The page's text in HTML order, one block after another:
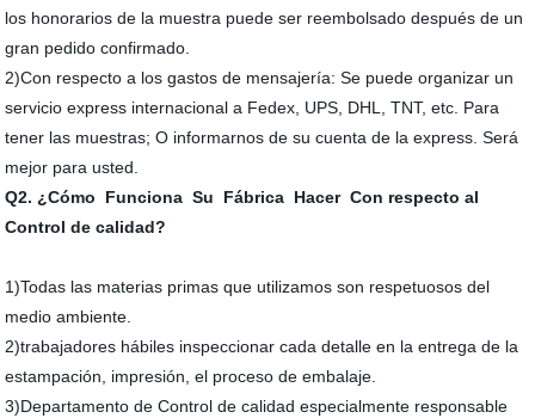
los honorarios de la muestra puede ser reembolsado después de un
gran pedido confirmado.
2)Con respecto a los gastos de mensajería: Se puede organizar un
servicio express internacional a Fedex, UPS, DHL, TNT, etc. Para
tener las muestras; O informarnos de su cuenta de la express. Será
mejor para usted.
Q2. ¿Cómo Funciona Su Fábrica Hacer Con respecto al
Control de calidad?
1)Todas las materias primas que utilizamos son respetuosos del
medio ambiente.
2)trabajadores hábiles inspeccionar cada detalle en la entrega de la
estampación, impresión, el proceso de embalaje.
3)Departamento de Control de calidad especialmente responsable